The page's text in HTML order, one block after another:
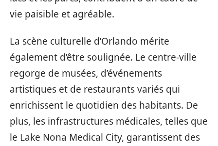
vie paisible et agréable.
La scène culturelle d’Orlando mérite
également d’être soulignée. Le centre-ville
regorge de musées, d’événements
artistiques et de restaurants variés qui
enrichissent le quotidien des habitants. De
plus, les infrastructures médicales, telles que
le Lake Nona Medical City, garantissent des